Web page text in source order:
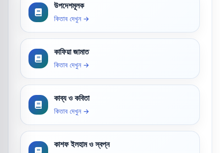
উপদেশমূলক
কিতাব দেখুন →
কাফিয়া জামাত
কিতাব দেখুন →
কাব্য ও কবিতা
কিতাব দেখুন →
কাশফ ইলহাম ও স্বপ্ন